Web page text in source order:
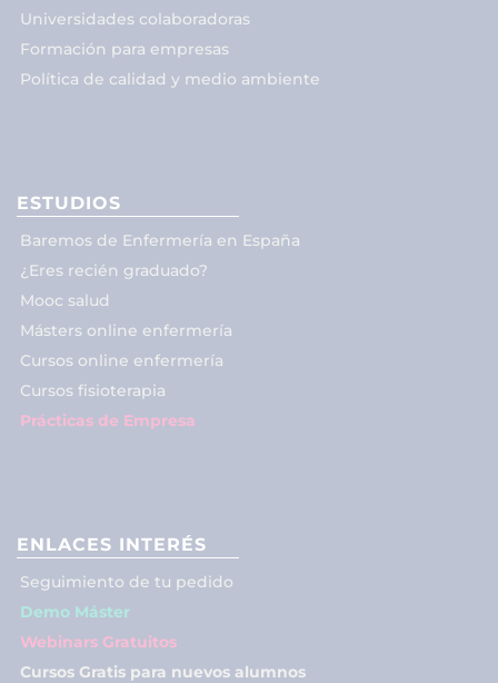
Universidades colaboradoras
Formación para empresas
Política de calidad y medio ambiente
ESTUDIOS
Baremos de Enfermería en España
¿Eres recién graduado?
Mooc salud
Másters online enfermería
Cursos online enfermería
Cursos fisioterapia
Prácticas de Empresa
ENLACES INTERÉS
Seguimiento de tu pedido
Demo Máster
Webinars Gratuitos
Cursos Gratis para nuevos alumnos